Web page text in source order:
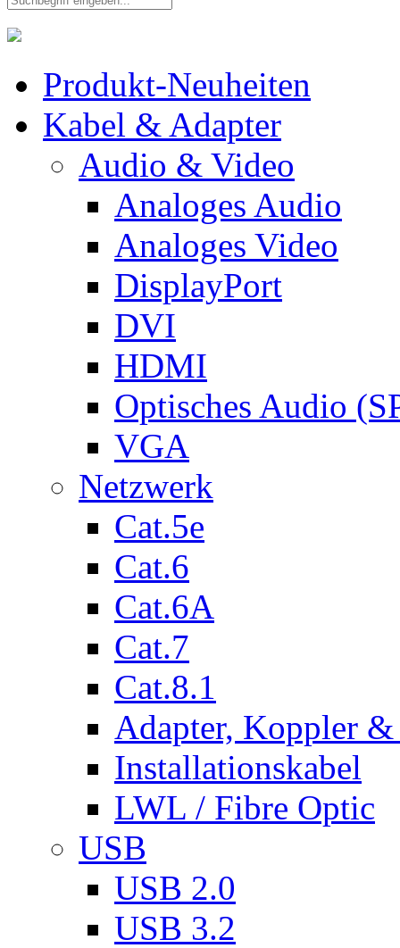
Produkt-Neuheiten
Kabel & Adapter
Audio & Video
Analoges Audio
Analoges Video
DisplayPort
DVI
HDMI
Optisches Audio
VGA
Netzwerk
Cat.5e
Cat.6
Cat.6A
Cat.7
Cat.8.1
Adapter, Koppler &
Installationskabel
LWL / Fibre Optic
USB
USB 2.0
USB 3.2